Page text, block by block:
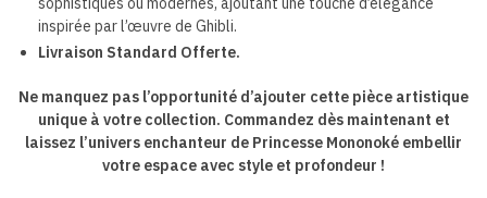
inspirée par l’œuvre de Ghibli.
Livraison Standard Offerte.
Ne manquez pas l’opportunité d’ajouter cette pièce artistique
unique à votre collection. Commandez dès maintenant et
laissez l’univers enchanteur de Princesse Mononoké embellir
votre espace avec style et profondeur !